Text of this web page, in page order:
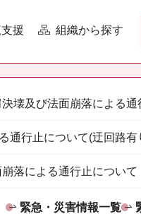
援 組織から探す
壊及び法面崩落による通
通行止について(迂回路有
落による通行止について
緊急・災害情報一覧